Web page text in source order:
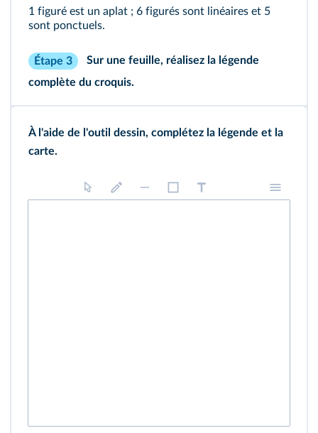
1 figuré est un aplat ; 6 figurés sont linéaires et 5
sont ponctuels.
Étape 3
Sur une feuille, réalisez la légende
complète du croquis.
À l'aide de l'outil dessin, complétez la légende et la
carte.